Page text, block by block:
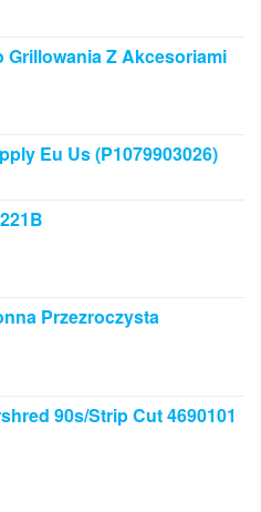
Grillowania Z Akcesoriami
Eu Us (P1079903026)
Przezroczysta
90s/Strip Cut 4690101